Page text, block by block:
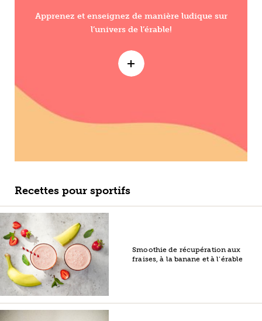
Apprenez et enseignez de manière ludique sur
l’univers de l’érable!
Recettes pour sportifs
Smoothie de récupération aux
fraises, à la banane et à l’érable